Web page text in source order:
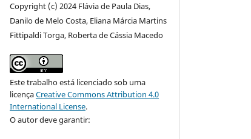
Copyright (c) 2024 Flávia de Paula Dias,
Danilo de Melo Costa, Eliana Márcia Martins
Fittipaldi Torga, Roberta de Cássia Macedo
Este trabalho está licenciado sob uma
licençaCreative Commons Attribution 4.0
International License.
O autor deve garantir: